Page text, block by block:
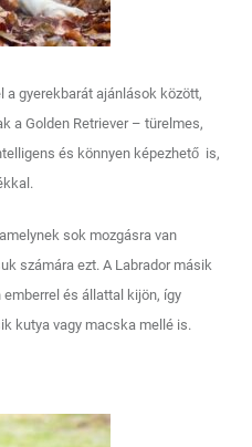
a gyerekbarát ajánlások között,
a Golden Retriever – türelmes,
és könnyen képezhető is,
sok mozgásra van
számára ezt. A Labrador másik
és állattal kijön, így
kutya vagy macska mellé is.